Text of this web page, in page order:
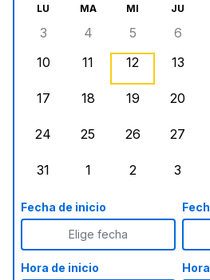
LU MA MI JU
lunes, agosto 3, 2026
3
martes, agosto 4,
4
miércoles,
5 6
10
11
12
13
17
18
19
20
24
25
26
27
31
1
2
3
Fecha de inicio
Elige fecha
Hora de inicio